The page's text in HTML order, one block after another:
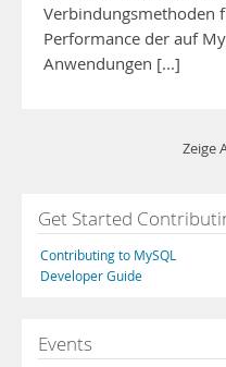
Verbindungsmethoden
Performance der auf
Anwendungen [...]
Zeige
Get Started
Contributing to MySQL
Developer Guide
Events